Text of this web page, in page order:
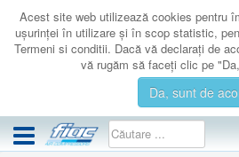
Acest site web utilizează cookies pentru
uşurinţei în utilizare şi în scop statistic,
Termeni si conditii. Dacă vă declaraţi de
vă rugăm să faceţi clic pe
Da, sunt de